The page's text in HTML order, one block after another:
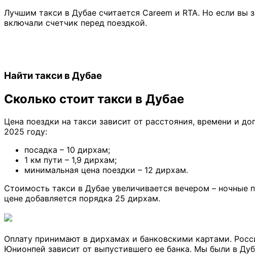
Лучшим такси в Дубае считается Careem и RTA. Но если вы
включали счетчик перед поездкой.
Найти такси в Дубае
Сколько стоит такси в Дубае
Цена поездки на такси зависит от расстояния, времени и
2025 году:
посадка – 10 дирхам;
1 км пути – 1,9 дирхам;
минимальная цена поездки – 12 дирхам.
Стоимость такси в Дубае увеличивается вечером – ночные
цене добавляется порядка 25 дирхам.
Оплату принимают в дирхамах и банковскими картами.
Юнионпей зависит от выпустившего ее банка. Мы были в